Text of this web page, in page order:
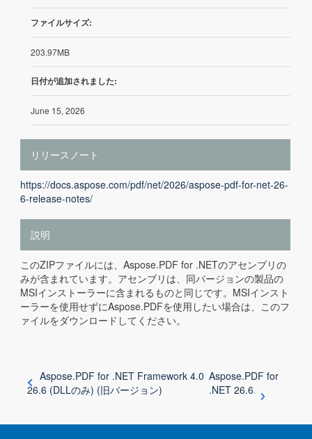
ファイルサイズ:
203.97MB
日付が追加されました:
June 15, 2026
リリースノート
https://docs.aspose.com/pdf/net/2026/aspose-pdf-for-net-26-
6-release-notes/
説明
このZIPファイルには、Aspose.PDF for .NETのアセンブリの
みが含まれています。アセンブリは、同バージョンの製品の
MSIインストーラーに含まれるものと同じです。MSIインスト
ーラーを使用せずにAspose.PDFを使用したい場合は、このフ
ァイルをダウンロードしてください。
Aspose.PDF for .NET Framework 4.0
26.6 (DLLのみ) (旧バージョン)
Aspose.PDF for
.NET 26.6